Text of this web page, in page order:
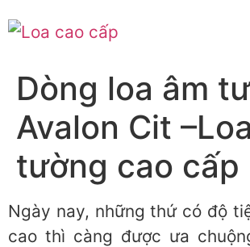
Dòng loa âm
Avalon Cit
tường cao cấp
Ngày nay, những thứ có độ
cao thì càng được ưa